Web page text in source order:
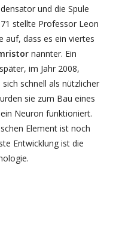
und die Spule
stellte Professor Leon
auf, dass es ein viertes
nannter. Ein
im Jahr 2008,
schnell als nützlicher
sie zum Bau eines
Neuron funktioniert.
Element ist noch
Entwicklung ist die